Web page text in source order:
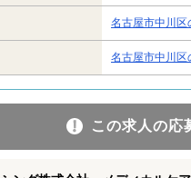
名古屋市中川区
名古屋市中川区
この求人の応